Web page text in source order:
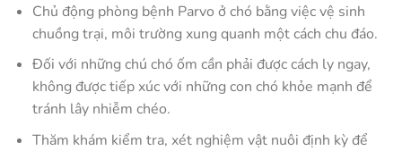
Chủ động phòng bệnh Parvo ở chó bằng việc vệ sinh
chuồng trại, môi trường xung quanh một cách chu đáo.
Đối với những chú chó ốm cần phải được cách ly ngay,
không được tiếp xúc với những con chó khỏe mạnh để
tránh lây nhiễm chéo.
Thăm khám kiểm tra, xét nghiệm vật nuôi định kỳ để